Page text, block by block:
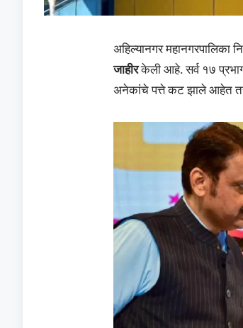
अहिल्यानगर महानगरपालिका
जाहीरकेली आहे. सर्व १७
अनेकांचे पत्ते कट झाले आहेत तर